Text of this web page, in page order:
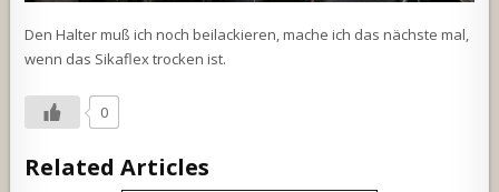
Den Halter muß ich noch beilackieren, mache ich das nächste mal,
wenn das Sikaflex trocken ist.
0
Related Articles